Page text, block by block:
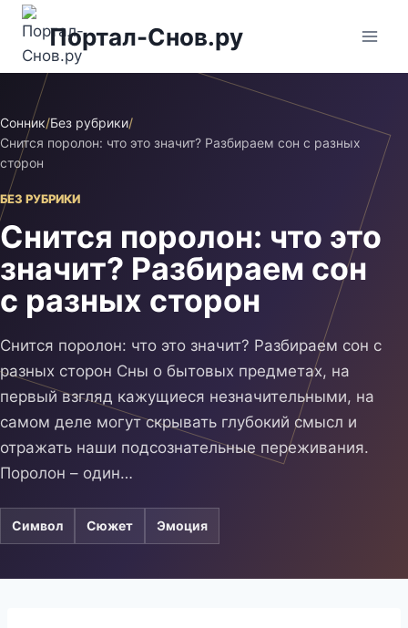
Перейти
содержимому
Портал-Снов.ру
Сонник/Без рубрики/
Снится поролон: что это значит? Разбираем сон с разных
сторон
БЕЗ РУБРИКИ
Снится поролон: что это
значит? Разбираем сон
с разных сторон
Снится поролон: что это значит? Разбираем сон с
разных сторон Сны о бытовых предметах, на
первый взгляд кажущиеся незначительными, на
самом деле могут скрывать глубокий смысл и
отражать наши подсознательные переживания.
Поролон – один…
Символ Сюжет Эмоция